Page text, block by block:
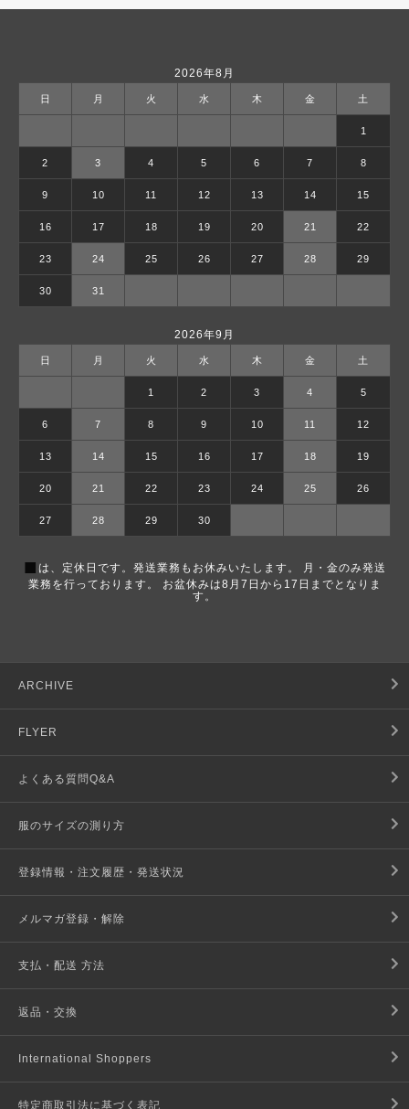
2026年8月
日 月 火 水 木 金 土
1
2 3 4 5 6 7 8
9 10 11 12 13 14 15
16 17 18 19 20 21 22
23 24 25 26 27 28 29
30 31
2026年9月
日 月 火 水 木 金 土
1 2 3 4 5
6 7 8 9 10 11 12
13 14 15 16 17 18 19
20 21 22 23 24 25 26
27 28 29 30
■ は、定休日です。発送業務もお休みいたします。 月・金のみ発送
業務を行っております。 お盆休みは8月7日から17日までとなりま
す。
ARCHIVE
FLYER
よくある質問Q&A
服のサイズの測り方
登録情報・注文履歴・発送状況
メルマガ登録・解除
支払・配送 方法
返品・交換
International Shoppers
特定商取引法に基づく表記